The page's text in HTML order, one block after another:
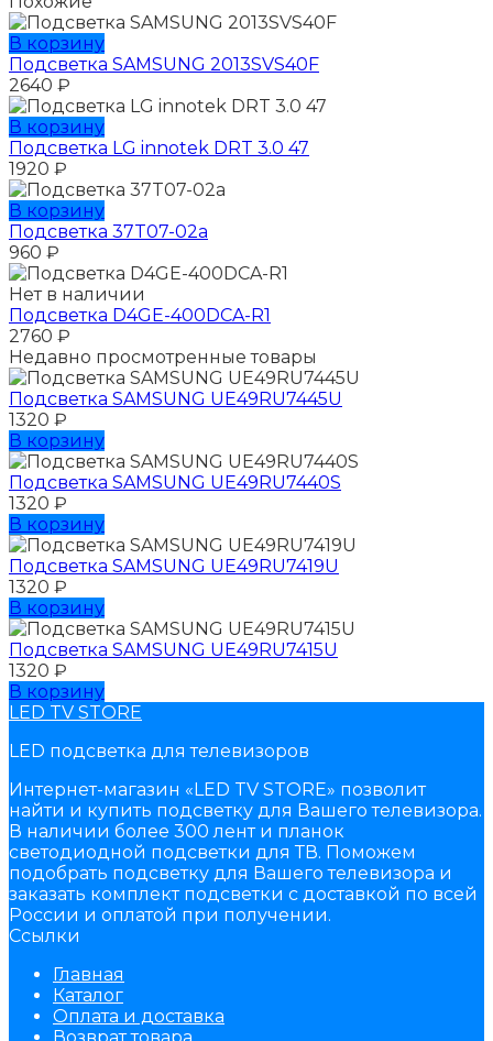
В корзину
Подсветка SAMSUNG 2013SVS40F
2640 ₽
В корзину
Подсветка LG innotek DRT 3.0 47
1920 ₽
В корзину
Подсветка 37T07-02a
960 ₽
Нет в наличии
Подсветка D4GE-400DCA-R1
2760 ₽
Недавно просмотренные товары
Подсветка SAMSUNG UЕ49RU7445U
1320 ₽
В корзину
Подсветка SAMSUNG UЕ49RU7440S
1320 ₽
В корзину
Подсветка SAMSUNG UЕ49RU7419U
1320 ₽
В корзину
Подсветка SAMSUNG UЕ49RU7415U
1320 ₽
В корзину
LED TV STORE
LED подсветка для телевизоров
Интернет-магазин «LED TV STORE» позволит
найти и купить подсветку для Вашего телевизора.
В наличии более 300 лент и планок
светодиодной подсветки для ТВ. Поможем
подобрать подсветку для Вашего телевизора и
заказать комплект подсветки с доставкой по всей
России и оплатой при получении.
Ссылки
Главная
Каталог
Оплата и доставка